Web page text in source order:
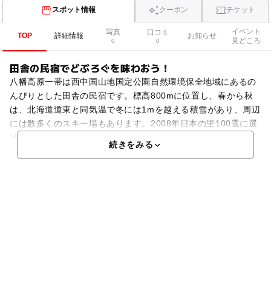
スポット情報 クーポン チケット
TOP 詳細情報 写真
0
口コミ
0
お知らせ
イベント
見どころ
田舎の民宿でどぶろぐを味わおう！
八幡高原一帯は西中国山地国定公園自然環境保全地域にあるの
んびりとした田舎の民宿です。標高800mに位置し、春から秋
は、北海道道東と同気温で冬には1mを越える積雪があり、周辺
には数多くのスキー場もあります。2008年日本の里100選に選
ばれました。この宿では、濁酒製造免許広島県第1
続きをみる